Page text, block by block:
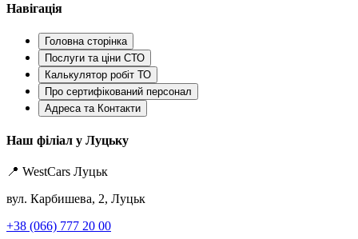
Навігація
Головна сторінка
Послуги та ціни СТО
Калькулятор робіт ТО
Про сертифікований персонал
Адреса та Контакти
Наш філіал у Луцьку
📍 WestCars Луцьк
вул. Карбишева, 2, Луцьк
+38 (066) 777 20 00